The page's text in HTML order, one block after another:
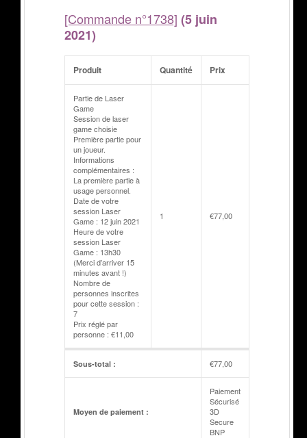
[Commande n°1738] (5 juin
2021)
Produit Quantité Prix
Partie de Laser
Game
Session de laser
game choisie
Première partie pour
un joueur.
Informations
complémentaires :
La première partie à
usage personnel.
Date de votre
session Laser
Game : 12 juin 2021
Heure de votre
session Laser
Game : 13h30
(Merci d’arriver 15
minutes avant !)
Nombre de
personnes inscrites
pour cette session :
7
Prix réglé par
personne : €11,00
1 €77,00
Sous-total : €77,00
Moyen de paiement :
Paiement
Sécurisé
3D
Secure
BNP